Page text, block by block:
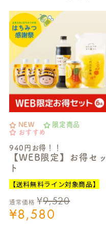
NEW
限定商品
おすすめ
940円お得！！
【WEB限定】お得セッ
ト
【送料無料ライン対象商品】
通常価格 ¥9,520
¥8,580